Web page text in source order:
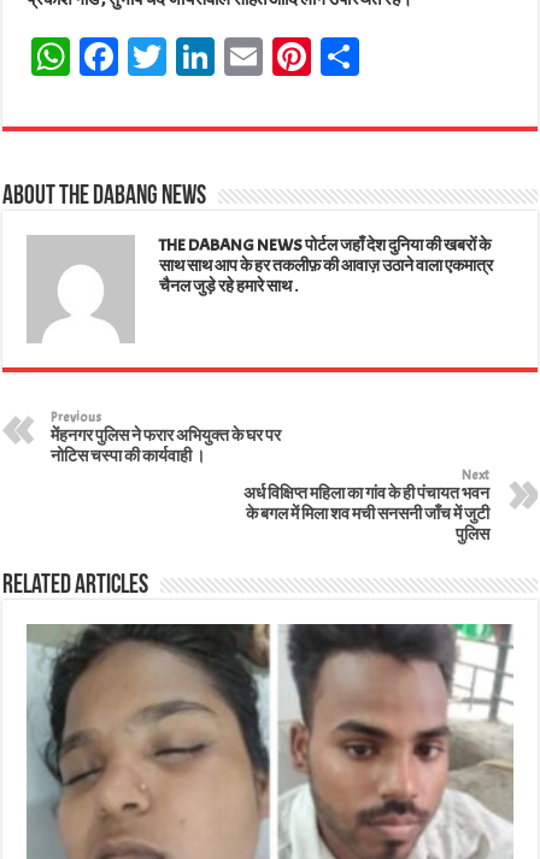
W
ts
A
pp
Fa
bo
ok
T
tt
er
Li
ed
E
ail
Pi
er
t
e
About The Dabang News
THE DABANG NEWS पोर्टल जहाँ देश दुनिया की खबरों के
साथ साथ आप के हर तकलीफ़ की आवाज़ उठाने वाला एकमात्र
चैनल जुड़े रहे हमारे साथ .
Previous
मेंहनगर पुलिस ने फरार अभियुक्त के घर पर
नोटिस चस्पा की कार्यवाही ।
Next
अर्ध विक्षिप्त महिला का गांव के ही पंचायत भवन
के बगल में मिला शव मची सनसनी जाँच में जुटी
पुलिस
Related Articles